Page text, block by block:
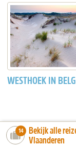
WESTHOEK IN
number_of_trips:
14
Bekijk alle
Vlaanderen